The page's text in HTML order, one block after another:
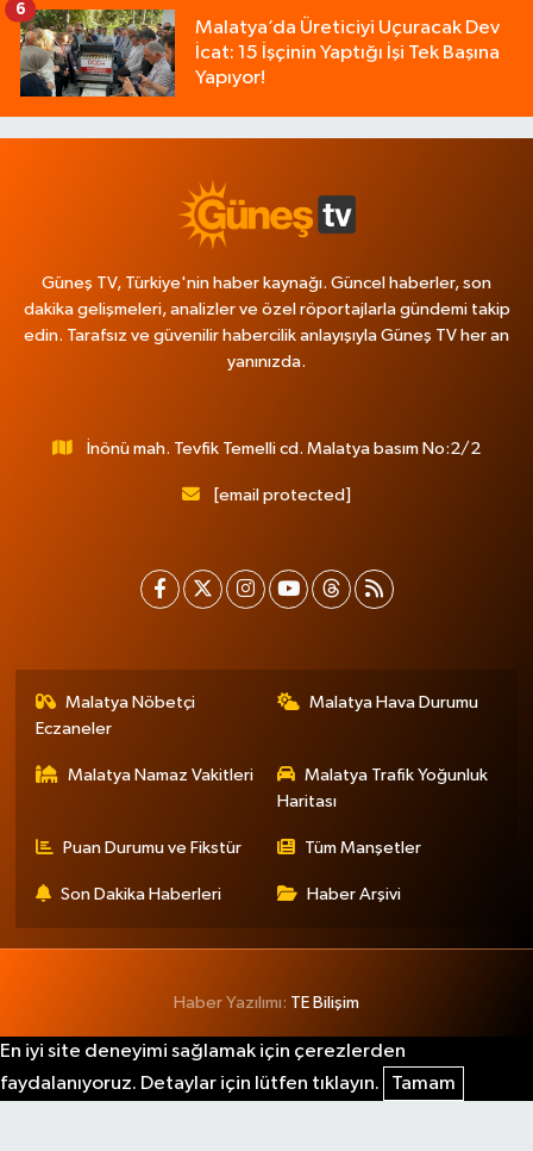
Malatya’da Üreticiyi Uçuracak Dev
İcat: 15 İşçinin Yaptığı İşi Tek Başına
Yapıyor!
6
Güneş TV, Türkiye'nin haber kaynağı. Güncel haberler, son
dakika gelişmeleri, analizler ve özel röportajlarla gündemi takip
edin. Tarafsız ve güvenilir habercilik anlayışıyla Güneş TV her an
yanınızda.
İnönü mah. Tevfik Temelli cd. Malatya basım No:2/2
[email protected]
Malatya Nöbetçi
Eczaneler
Malatya Hava Durumu
Malatya Namaz Vakitleri
Malatya Trafik Yoğunluk
Haritası
Puan Durumu ve Fikstür Tüm Manşetler
Son Dakika Haberleri Haber Arşivi
Haber Yazılımı: TE Bilişim
En iyi site deneyimi sağlamak için çerezlerden
faydalanıyoruz. Detaylar için lütfen tıklayın.
Tamam